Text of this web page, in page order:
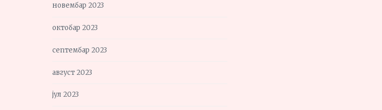
новембар 2023
октобар 2023
септембар 2023
август 2023
јул 2023